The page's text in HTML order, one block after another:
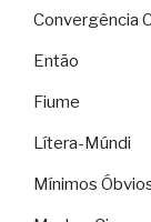
Convergência
Então
Fiume
Lítera-Múndi
Mínimos